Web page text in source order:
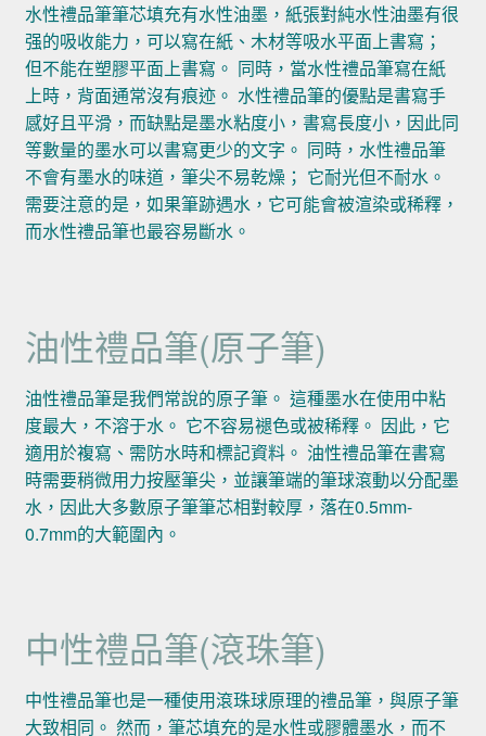
水性禮品筆筆芯填充有水性油墨，紙張對純水性油墨有很
强的吸收能力，可以寫在紙、木材等吸水平面上書寫；
但不能在塑膠平面上書寫。 同時，當水性禮品筆寫在紙
上時，背面通常沒有痕迹。 水性禮品筆的優點是書寫手
感好且平滑，而缺點是墨水粘度小，書寫長度小，因此同
等數量的墨水可以書寫更少的文字。 同時，水性禮品筆
不會有墨水的味道，筆尖不易乾燥； 它耐光但不耐水。
需要注意的是，如果筆跡遇水，它可能會被渲染或稀釋，
而水性禮品筆也最容易斷水。
油性禮品筆(原子筆)
油性禮品筆是我們常說的原子筆。 這種墨水在使用中粘
度最大，不溶于水。 它不容易褪色或被稀釋。 因此，它
適用於複寫、需防水時和標記資料。 油性禮品筆在書寫
時需要稍微用力按壓筆尖，並讓筆端的筆球滾動以分配墨
水，因此大多數原子筆筆芯相對較厚，落在0.5mm-
0.7mm的大範圍內。
中性禮品筆(滾珠筆)
中性禮品筆也是一種使用滾珠球原理的禮品筆，與原子筆
大致相同。 然而，筆芯填充的是水性或膠體墨水，而不